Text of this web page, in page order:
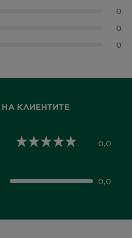
0
0
0
КЛИЕНТИТЕ
0,0
0,0